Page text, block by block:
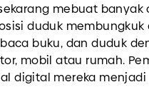
mebuat banyak
duduk membungkuk
buku, dan duduk
mobil atau rumah.
digital mereka